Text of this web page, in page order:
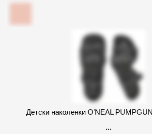
Детски наколенки O’NEAL